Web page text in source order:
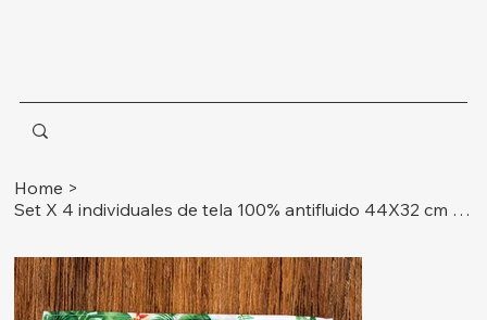
Home >
Set X 4 individuales de tela 100% antifluido 44X32 cm Ref. loros